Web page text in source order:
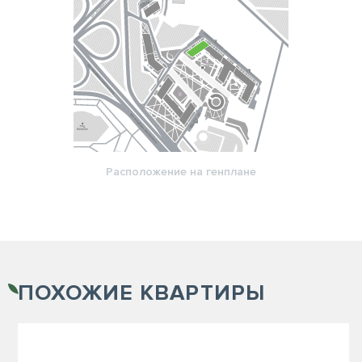
Расположение на генплане
ПОХОЖИЕ КВАРТИРЫ